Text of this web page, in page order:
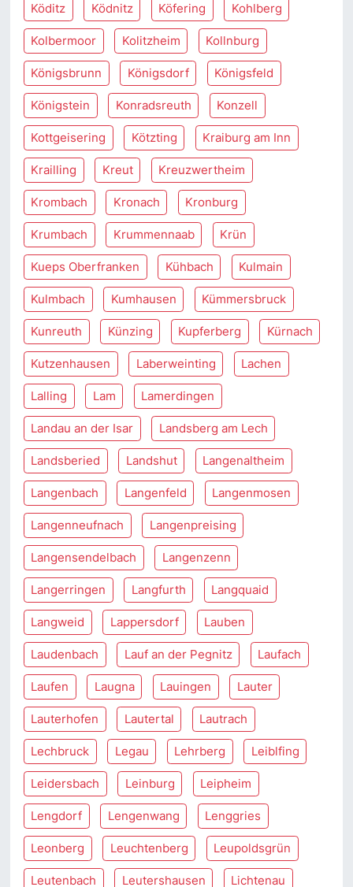
Köditz Ködnitz Köfering Kohlberg
Kolbermoor Kolitzheim Kollnburg
Königsbrunn Königsdorf Königsfeld
Königstein Konradsreuth Konzell
Kottgeisering Kötzting Kraiburg am Inn
Krailling Kreut Kreuzwertheim
Krombach Kronach Kronburg
Krumbach Krummennaab Krün
Kueps Oberfranken Kühbach Kulmain
Kulmbach Kumhausen Kümmersbruck
Kunreuth Künzing Kupferberg Kürnach
Kutzenhausen Laberweinting Lachen
Lalling Lam Lamerdingen
Landau an der Isar Landsberg am Lech
Landsberied Landshut Langenaltheim
Langenbach Langenfeld Langenmosen
Langenneufnach Langenpreising
Langensendelbach Langenzenn
Langerringen Langfurth Langquaid
Langweid Lappersdorf Lauben
Laudenbach Lauf an der Pegnitz Laufach
Laufen Laugna Lauingen Lauter
Lauterhofen Lautertal Lautrach
Lechbruck Legau Lehrberg Leiblfing
Leidersbach Leinburg Leipheim
Lengdorf Lengenwang Lenggries
Leonberg Leuchtenberg Leupoldsgrün
Leutenbach Leutershausen Lichtenau